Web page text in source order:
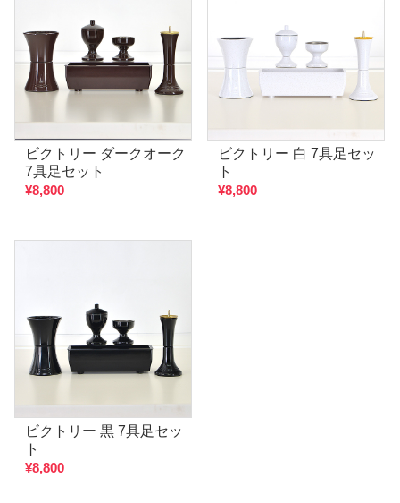
ビクトリー ダークオーク
7具足セット
¥8,800
ビクトリー 白 7具足セッ
ト
¥8,800
ビクトリー 黒 7具足セッ
ト
¥8,800